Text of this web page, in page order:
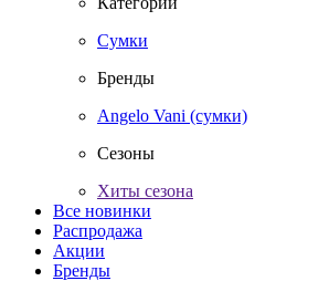
Сумки
Бренды
Angelo Vani (сумки)
Сезоны
Хиты сезона
Все новинки
Распродажа
Акции
Бренды